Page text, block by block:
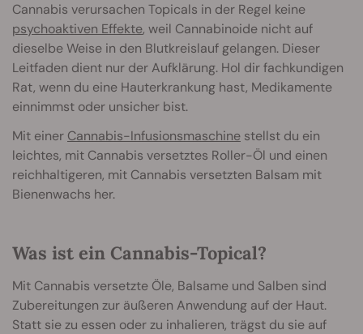
Cannabis verursachen Topicals in der Regel keine
psychoaktiven Effekte, weil Cannabinoide nicht auf
dieselbe Weise in den Blutkreislauf gelangen. Dieser
Leitfaden dient nur der Aufklärung. Hol dir fachkundigen
Rat, wenn du eine Hauterkrankung hast, Medikamente
einnimmst oder unsicher bist.
Mit einer Cannabis-Infusionsmaschine stellst du ein
leichtes, mit Cannabis versetztes Roller-Öl und einen
reichhaltigeren, mit Cannabis versetzten Balsam mit
Bienenwachs her.
Was ist ein Cannabis-Topical?
Mit Cannabis versetzte Öle, Balsame und Salben sind
Zubereitungen zur äußeren Anwendung auf der Haut.
Statt sie zu essen oder zu inhalieren, trägst du sie auf